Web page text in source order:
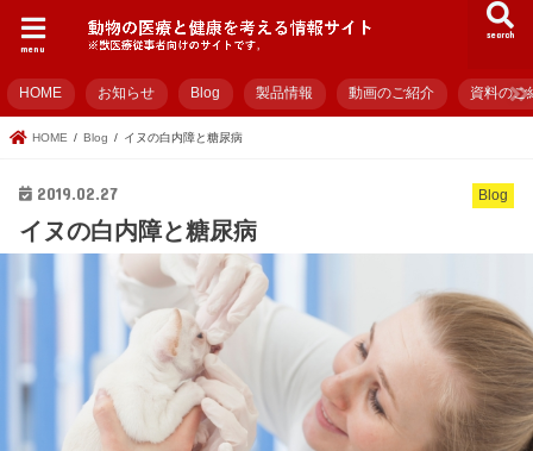
search
menu
HOME お知らせ Blog 製品情報 動画のご紹介 資料のご
HOME Blog イヌの白内障と糖尿病
Blog
2019.02.27
イヌの白内障と糖尿病